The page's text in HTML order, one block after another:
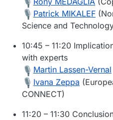
Patrick MIKALEF
Science and
10:45 – 11:20
with experts
Martin Lassen-Vernal
Ivana Zeppa
CONNECT)
11:20 – 11:30